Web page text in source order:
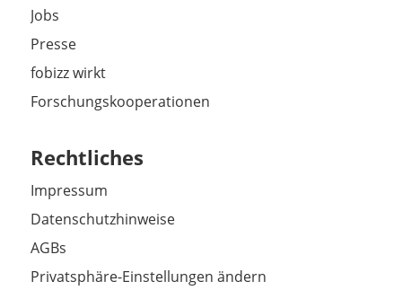
Jobs
Presse
fobizz wirkt
Forschungskooperationen
Rechtliches
Impressum
Datenschutzhinweise
AGBs
Privatsphäre-Einstellungen ändern